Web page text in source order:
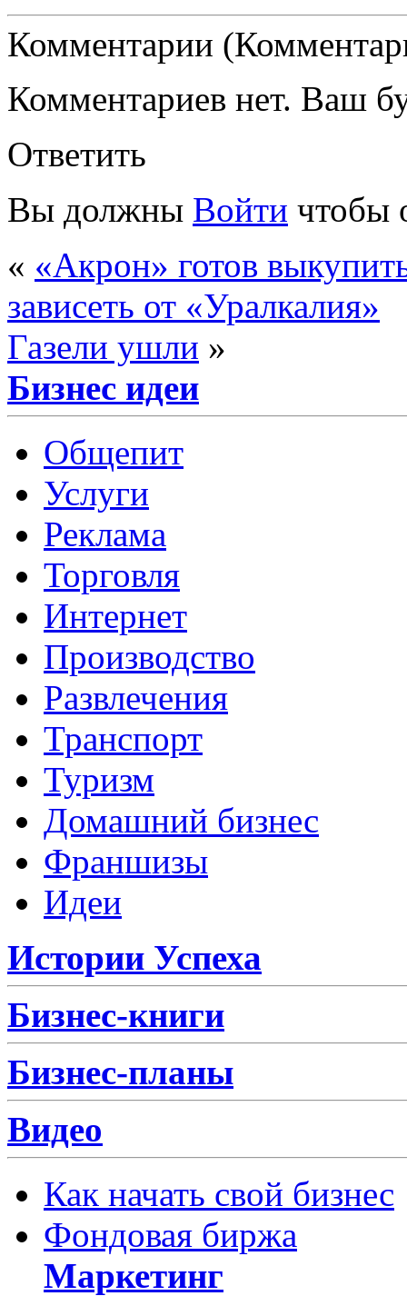
Комментарии
Комментариев нет. Ваш
Ответить
Вы должны Войти чтобы
« «Акрон» готов
зависеть от «Уралкалия»
Газели ушли »
Бизнес идеи
Общепит
Услуги
Реклама
Торговля
Интернет
Производство
Развлечения
Транспорт
Туризм
Домашний бизнес
Франшизы
Идеи
Истории Успеха
Бизнес-книги
Бизнес-планы
Видео
Как начать свой бизнес
Фондовая биржа
Маркетинг